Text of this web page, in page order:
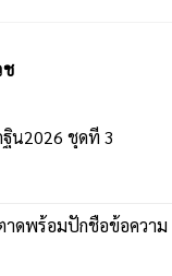
ช
ฐิน2026 ชุดที่ 3
ดพร้อมปักชื่อข้อความ